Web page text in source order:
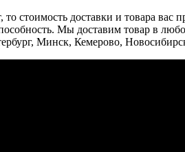
стоимость доставки и товара
Мы доставим товар в
Минск, Кемерово,